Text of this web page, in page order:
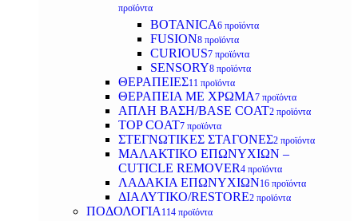
προϊόντα
BOTANICA6 προϊόντα
FUSION8 προϊόντα
CURIOUS7 προϊόντα
SENSORY8 προϊόντα
ΘΕΡΑΠΕΙΕΣ11 προϊόντα
ΘΕΡΑΠΕΙΑ ΜΕ ΧΡΩΜΑ7 προϊόντα
ΑΠΛΗ ΒΑΣΗ/BASE COAT2 προϊόντα
TOP COAT7 προϊόντα
ΣΤΕΓΝΩΤΙΚΕΣ ΣΤΑΓΟΝΕΣ2 προϊόντα
ΜΑΛΑΚΤΙΚΟ ΕΠΩΝΥΧΙΩΝ –
CUTICLE REMOVER4 προϊόντα
ΛΑΔΑΚΙΑ ΕΠΩΝΥΧΙΩΝ16 προϊόντα
ΔΙΑΛΥΤΙΚΟ/RESTORE2 προϊόντα
ΠΟΔΟΛΟΓΙΑ 114 προϊόντα